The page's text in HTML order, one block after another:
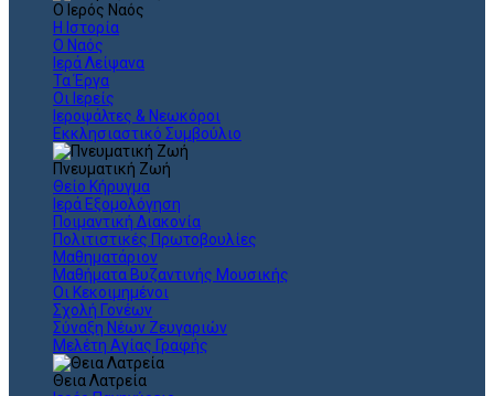
Ο Ιερός Ναός
Η Ιστορία
Ο Ναός
Ιερά Λείψανα
Τα Έργα
Οι Ιερείς
Ιεροψάλτες & Νεωκόροι
Εκκλησιαστικό Συμβούλιο
Πνευματική Ζωή
Θείο Κήρυγμα
Ιερά Εξομολόγηση
Ποιμαντική Διακονία
Πολιτιστικές Πρωτοβουλίες
Μαθηματάριον
Μαθήματα Βυζαντινής Μουσικής
Οι Κεκοιμημένοι
Σχολή Γονέων
Σύναξη Νέων Ζευγαριών
Μελέτη Αγίας Γραφής
Θεια Λατρεία